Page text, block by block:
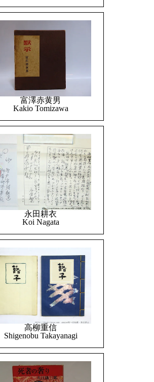
富澤赤黄男
Kakio Tomizawa
永田耕衣
Koi Nagata
高柳重信
Shigenobu Takayanagi